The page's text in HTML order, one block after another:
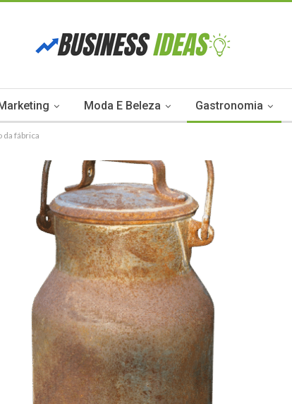
Moda E Beleza Gastronomia
fábrica